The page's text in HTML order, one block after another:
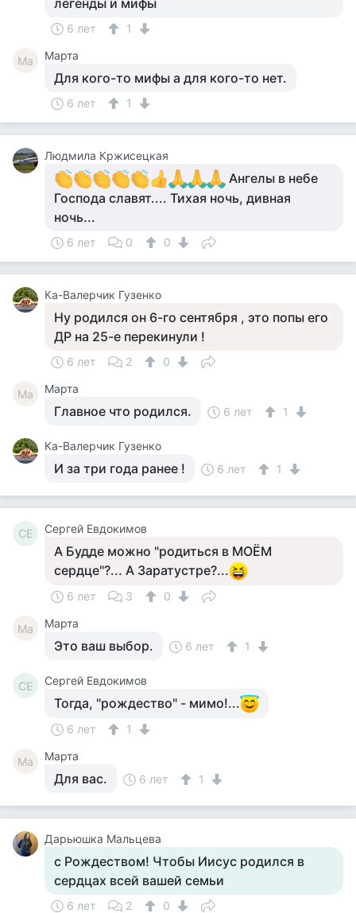
легенды и мифы
6 лет 1
Ма Марта
Для кого-то мифы а для кого-то нет.
6 лет 1
Людмила Кржисецкая
Ангелы в небе
Господа славят.... Тихая ночь, дивная
ночь...
6 лет 0 0
Ка-Валерчик Гузенко
Ну родился он 6-го сентября , это попы его
ДР на 25-е перекинули !
6 лет 2 0
Ма Марта
Главное что родился. 6 лет 1
Ка-Валерчик Гузенко
И за три года ранее ! 6 лет 1
СЕ Сергей Евдокимов
А Будде можно "родиться в МОЁМ
сердце"?... А Заратустре?...
6 лет 3 0
Ма Марта
Это ваш выбор. 6 лет 1
СЕ Сергей Евдокимов
Тогда, "рождество" - мимо!...
6 лет 1
Ма Марта
Для вас. 6 лет 1
Дарьюшка Мальцева
с Рождеством! Чтобы Иисус родился в
сердцах всей вашей семьи
6 лет 2 0